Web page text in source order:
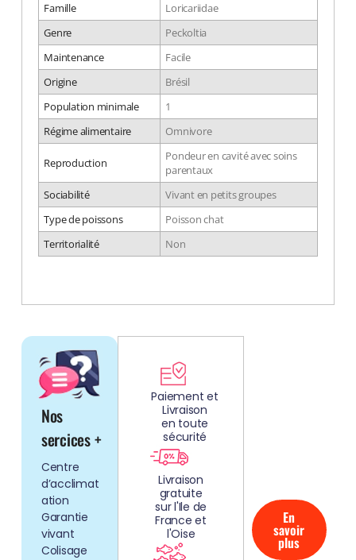
Famille
Loricariidae
Genre
Peckoltia
Maintenance
Facile
Origine
Brésil
Population minimale
1
Régime alimentaire
Omnivore
Reproduction
Pondeur en cavité avec soins
parentaux
Sociabilité
Vivant en petits groupes
Type de poissons
Poisson chat
Territorialité
Non
Nos
sercices +
Centre
d’acclimat
ation
Garantie
vivant
Colisage
Paiement et
Livraison
en toute
sécurité
Livraison
gratuite
sur l'Ile de
France et
l'Oise
En
savoir
plus